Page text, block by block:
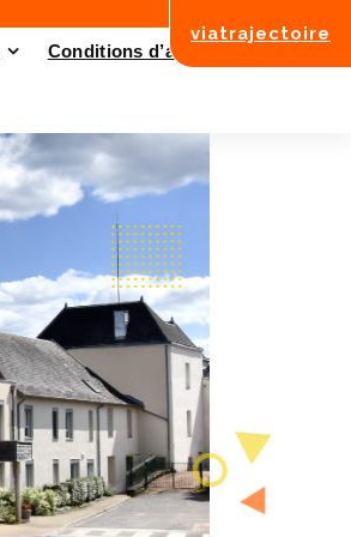
Conditions d’admission
viatrajectoire